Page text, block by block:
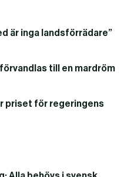
är inga landsförrädare”
till en mardröm
priset för regeringens